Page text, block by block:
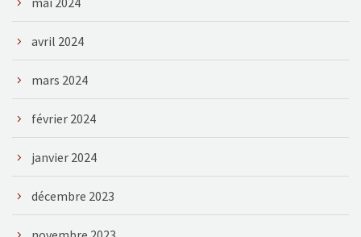
avril 2024
mars 2024
février 2024
janvier 2024
décembre 2023